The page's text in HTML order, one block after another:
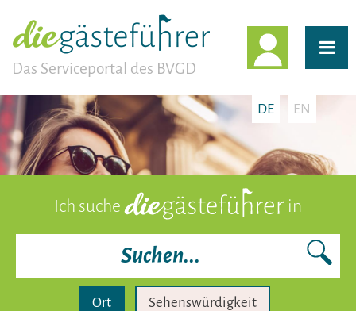
Das Serviceportal des BVGD
Ich suche in
Ort Sehenswürdigkeit
DE EN